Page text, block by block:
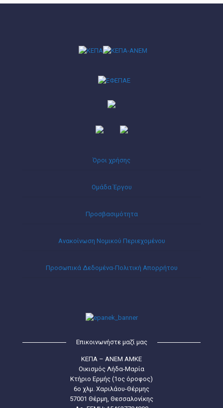
Όροι χρήσης
Ομάδα Έργου
Προσβασιμότητα
Ανακοίνωση Νομικού Περιεχομένου
Προσωπικά Δεδομένα-Πολιτική Απορρήτου
Επικοινωνήστε μαζί μας
ΚΕΠΑ – ΑΝΕΜ ΑΜΚΕ
Οικισμός Λήδα-Μαρία
Κτήριο Ερμής (1ος όροφος)
6ο χλμ. Χαριλάου-Θέρμης
57001 Θέρμη, Θεσσαλονίκης